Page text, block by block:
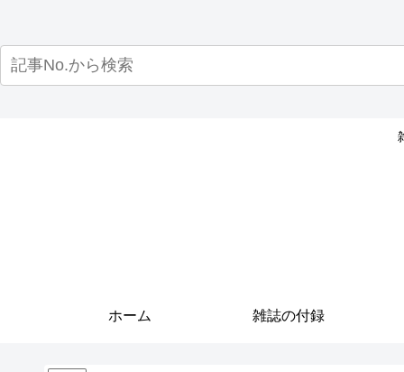
ホーム 雑誌の付録